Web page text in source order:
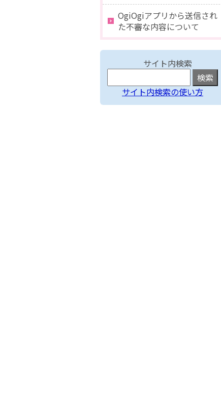
OgiOgiアプリから送信され
た不審な内容について
サイト内検索
サイト内検索の使い方